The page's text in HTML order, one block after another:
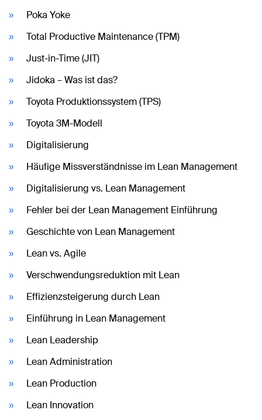
Poka Yoke
Total Productive Maintenance (TPM)
Just-in-Time (JIT)
Jidoka – Was ist das?
Toyota Produktionssystem (TPS)
Toyota 3M-Modell
Digitalisierung
Häufige Missverständnisse im Lean Management
Digitalisierung vs. Lean Management
Fehler bei der Lean Management Einführung
Geschichte von Lean Management
Lean vs. Agile
Verschwendungsreduktion mit Lean
Effizienzsteigerung durch Lean
Einführung in Lean Management
Lean Leadership
Lean Administration
Lean Production
Lean Innovation